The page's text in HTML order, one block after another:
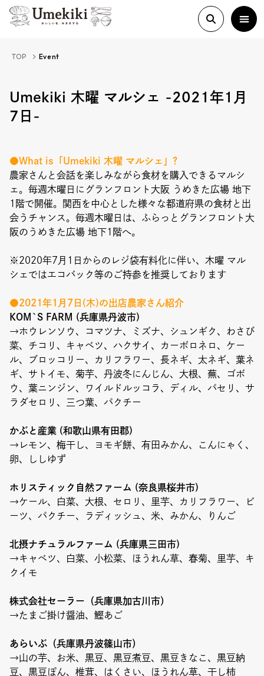
About
Food Study
Column
Paper
Event
Umekiki木曜マルシェ
限定フェア
Copyright (C) GRAND FRONT OSAKA. All Rights Reserved
TOP Event
Umekiki 木曜 マルシェ -2021年1月
7日-
●What is「Umekiki 木曜 マルシェ」?
農家さんと会話を楽しみながら食材を購入できるマルシ
ェ。毎週木曜日にグランフロント大阪 うめきた広場 地下
1階で開催。関西を中心とした様々な都道府県の食材と出
会うチャンス。毎週木曜日は、ふらっとグランフロント大
阪のうめきた広場 地下1階へ。
※2020年7月1日からのレジ袋有料化に伴い、木曜 マル
シェではエコバック等のご持参を推奨しております
●2021年1月7日(木)の出店農家さん紹介
KOM`S FARM (兵庫県丹波市)
→ホウレンソウ、コマツナ、ミズナ、シュンギク、わさび
菜、チコリ、キャベツ、ハクサイ、カーボロネロ、ケー
ル、ブロッコリー、カリフラワー、長ネギ、太ネギ、葉ネ
ギ、サトイモ、菊芋、丹波冬にんじん、大根、蕪、ゴボ
ウ、葉ニンジン、ワイルドルッコラ、ディル、パセリ、サ
ラダセロリ、三つ葉、パクチー
かぶと産業 (和歌山県有田郡)
→レモン、梅干し、ヨモギ餅、有田みかん、こんにゃく、
卵、ししゆず
ホリスティック自然ファーム (奈良県桜井市)
→ケール、白菜、大根、セロリ、里芋、カリフラワー、ビ
ーツ、パクチー、ラディッシュ、米、みかん、りんご
北摂ナチュラルファーム (兵庫県三田市)
→キャベツ、白菜、小松菜、ほうれん草、春菊、里芋、キ
クイモ
株式会社セーラー（兵庫県加古川市）
→たまご掛け醤油、鰹あご
あらいぶ（兵庫県丹波篠山市）
→山の芋、お米、黒豆、黒豆煮豆、黒豆きなこ、黒豆納
豆、黒豆ぽん、椎茸、はくさい、ほうれん草、干し柿